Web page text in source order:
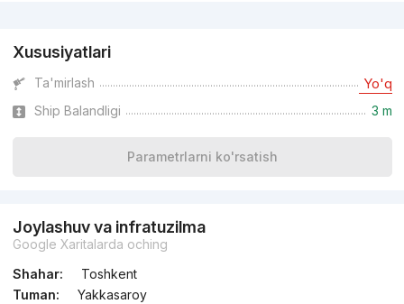
Xususiyatlari
Ta'mirlash Yo'q
Ship Balandligi 3 m
Parametrlarni ko'rsatish
Joylashuv va infratuzilma
Google Xaritalarda oching
Shahar:
Toshkent
Tuman:
Yakkasaroy